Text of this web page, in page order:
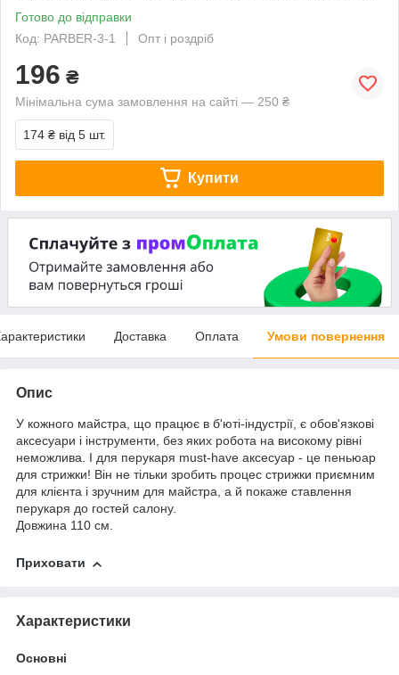
Готово до відправки
Код: PARBER-3-1
Опт і роздріб
196 ₴
Мінімальна сума замовлення на сайті — 250 ₴
174 ₴ від 5 шт.
Купити
Доставка Оплата Умови повернення
Опис
У кожного майстра, що працює в б'юті-індустрії, є обов'язкові
аксесуари і інструменти, без яких робота на високому рівні
неможлива. І для перукаря must-have аксесуар - це пеньюар
для стрижки! Він не тільки зробить процес стрижки приємним
для клієнта і зручним для майстра, а й покаже ставлення
перукаря до гостей салону.
Довжина 110 см.
Приховати
Характеристики
Основні